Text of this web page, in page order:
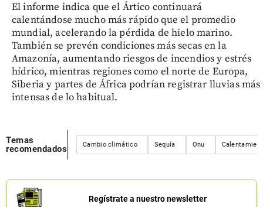
El informe indica que el Ártico continuará
calentándose mucho más rápido que el promedio
mundial, acelerando la pérdida de hielo marino.
También se prevén condiciones más secas en la
Amazonía, aumentando riesgos de incendios y estrés
hídrico, mientras regiones como el norte de Europa,
Siberia y partes de África podrían registrar lluvias más
intensas de lo habitual.
Temas
recomendados
Cambio climático Sequía Onu
Regístrate a nuestro newsletter